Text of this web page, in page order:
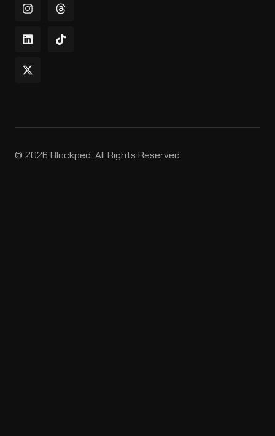
© 2026 Blockped. All Rights Reserved.